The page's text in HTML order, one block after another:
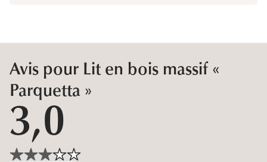
Avis pour Lit en bois massif «
Parquetta »
3,0